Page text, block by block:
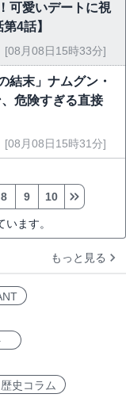
可愛いデートに視
4話】
[08月08日15時33分]
結末」ナムグン・
危険すぎる直接
[08月08日15時31分]
ます。
8 9 10
もっと見る
史コラム